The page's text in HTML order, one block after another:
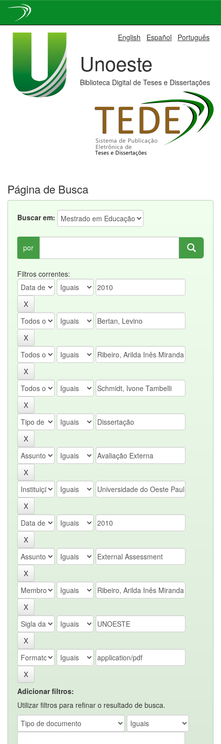
English Español Português
Unoeste
Biblioteca Digital de Teses e Dissertações
Página de Busca
Buscar em:
por
Filtros correntes:
Adicionar filtros:
Utilizar filtros para refinar o resultado de busca.